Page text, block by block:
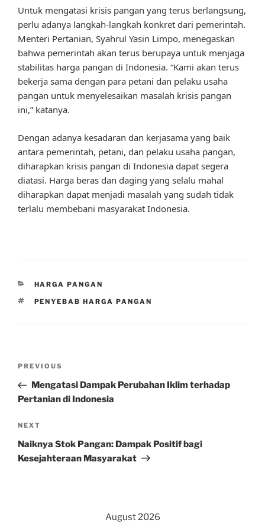
Untuk mengatasi krisis pangan yang terus berlangsung,
perlu adanya langkah-langkah konkret dari pemerintah.
Menteri Pertanian, Syahrul Yasin Limpo, menegaskan
bahwa pemerintah akan terus berupaya untuk menjaga
stabilitas harga pangan di Indonesia. “Kami akan terus
bekerja sama dengan para petani dan pelaku usaha
pangan untuk menyelesaikan masalah krisis pangan
ini,” katanya.
Dengan adanya kesadaran dan kerjasama yang baik
antara pemerintah, petani, dan pelaku usaha pangan,
diharapkan krisis pangan di Indonesia dapat segera
diatasi. Harga beras dan daging yang selalu mahal
diharapkan dapat menjadi masalah yang sudah tidak
terlalu membebani masyarakat Indonesia.
CATEGORIES
HARGA PANGAN
TAGS
PENYEBAB HARGA PANGAN
Previous
Post
PREVIOUS
Mengatasi Dampak Perubahan Iklim terhadap
Pertanian di Indonesia
Next
Post
NEXT
Naiknya Stok Pangan: Dampak Positif bagi
Kesejahteraan Masyarakat
August 2026